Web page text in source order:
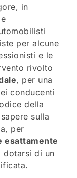
in
per alcune
e le
rivolto
, per una
conducenti
della
sulla
per
esattamente
dotarsi di un